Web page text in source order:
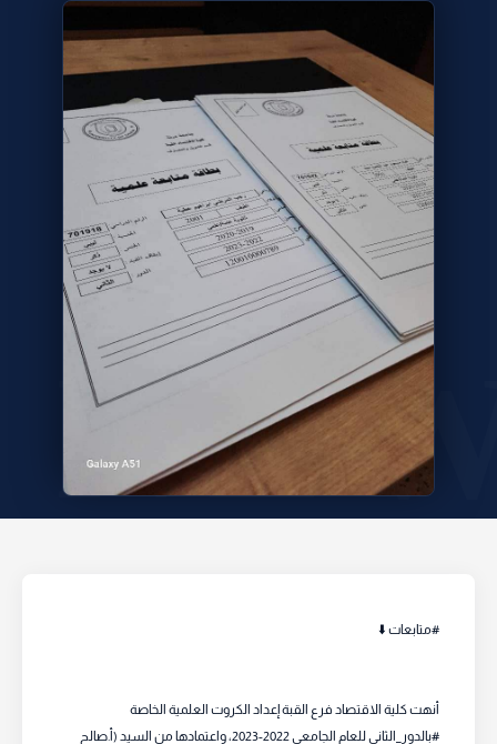
#متابعات ⬇️
أنهت كلية الاقتصاد فرع القبة إعداد الكروت العلمية الخاصة
#بالدور_الثاني للعام الجامعي 2022-2023، واعتمادها من السيد (أ.صالح